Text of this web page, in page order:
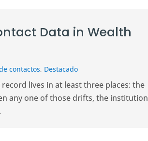
Data in Wealth
contactos, Destacado
lives in at least three places: the
any one of those drifts, the institution